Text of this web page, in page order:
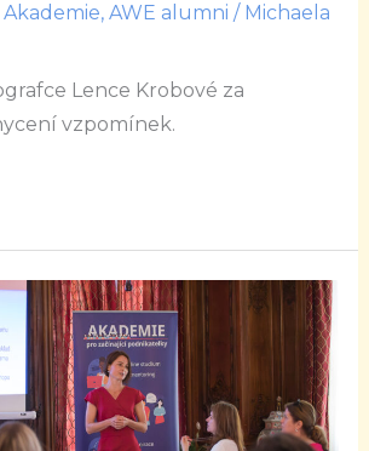
Akademie, AWE alumni / Michaela
Lence Krobové za
vzpomínek.